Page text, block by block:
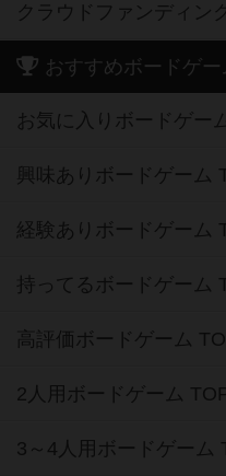
クラウドファンディン
おすすめボードゲー
お気に入りボードゲー
興味ありボードゲーム
経験ありボードゲーム
持ってるボードゲーム
高評価ボードゲーム
2人用ボードゲーム
3～4人用ボードゲーム